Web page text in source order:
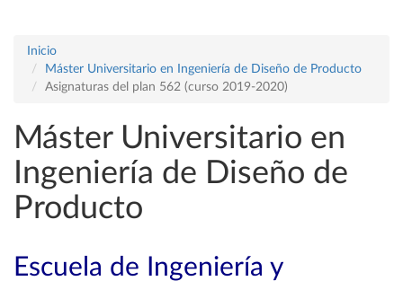
Inicio
Máster Universitario en Ingeniería de Diseño de Producto
Asignaturas del plan 562 (curso 2019-2020)
Máster Universitario en
Ingeniería de Diseño de
Producto
Escuela de Ingeniería y